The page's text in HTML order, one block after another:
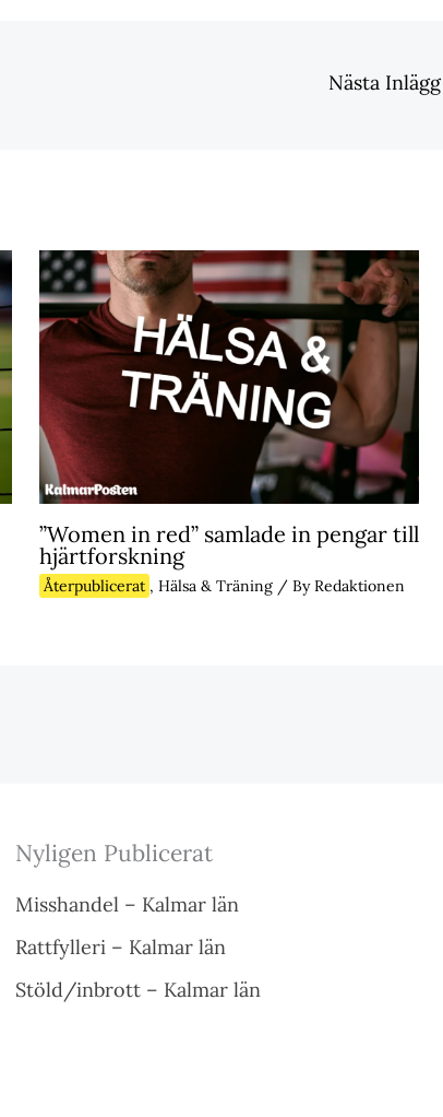
Nästa Inlägg
”Women in red” samlade in pengar till
hjärtforskning
Återpublicerat , Hälsa & Träning/ ByRedaktionen
Nyligen Publicerat
Misshandel – Kalmar län
Rattfylleri – Kalmar län
Stöld/inbrott – Kalmar län